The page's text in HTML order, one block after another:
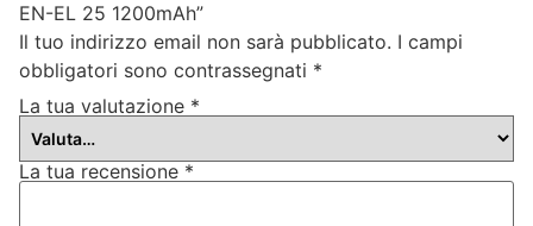
EN-EL 25 1200mAh”
Il tuo indirizzo email non sarà pubblicato. I campi
obbligatori sono contrassegnati *
La tua valutazione *
La tua recensione *